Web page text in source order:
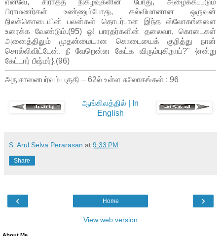
எனவே, சிராத்த நிகழ்வுகளின் போது, அழைக்கப்படும்
பிராமணர்கள் உண்ணும்போது, கல்விமானான ஒருவன்
நிலக்கொடையின் பலன்கள் தொடர்பான இந்த ஸ்லோகங்களை
உரைக்க வேண்டும்.(95) ஓ! பாரதர்களின் தலைவா, கொடைகள்
அனைத்திலும் முதன்மையான கொடையைக் குறித்து நான்
சொல்லிவிட்டேன். நீ வேறென்ன கேட்க விரும்புகிறாய்?" {என்று
கேட்டார் பீஷ்மர்}.(96)
அநுசாஸனபர்வம் பகுதி – 62ல் உள்ள சுலோகங்கள் : 96
ஆங்கிலத்தில் | In
English
S. Arul Selva Perarasan at 9:33 PM
Share
‹ ›
Home
View web version